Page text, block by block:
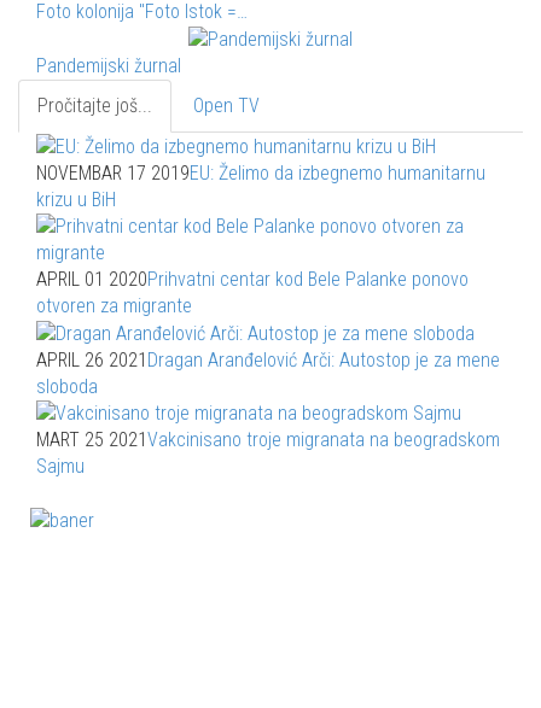
Foto kolonija "Foto Istok =…
Pandemijski žurnal
Pročitajte još...
Open TV
NOVEMBAR 17 2019EU: Želimo da izbegnemo humanitarnu
krizu u BiH
APRIL 01 2020Prihvatni centar kod Bele Palanke ponovo
otvoren za migrante
APRIL 26 2021 Dragan Aranđelović Arči: Autostop je za mene
sloboda
MART 25 2021Vakcinisano troje migranata na beogradskom
Sajmu